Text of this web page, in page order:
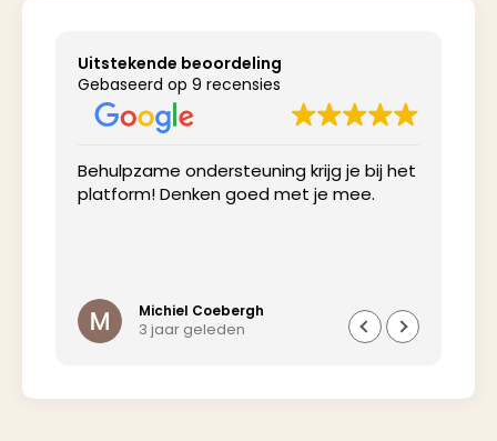
Uitstekende beoordeling
Gebaseerd op 9 recensies
Behulpzame ondersteuning krijg je bij het
platform! Denken goed met je mee.
Michiel Coebergh
3 jaar geleden